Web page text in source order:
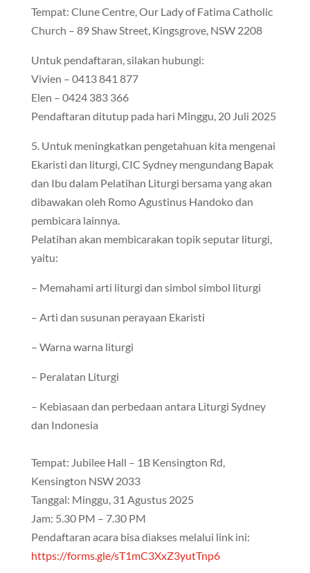
Tempat: Clune Centre, Our Lady of Fatima Catholic
Church – 89 Shaw Street, Kingsgrove, NSW 2208
Untuk pendaftaran, silakan hubungi:
Vivien – 0413 841 877
Elen – 0424 383 366
Pendaftaran ditutup pada hari Minggu, 20 Juli 2025
5. Untuk meningkatkan pengetahuan kita mengenai
Ekaristi dan liturgi, CIC Sydney mengundang Bapak
dan Ibu dalam Pelatihan Liturgi bersama yang akan
dibawakan oleh Romo Agustinus Handoko dan
pembicara lainnya.
Pelatihan akan membicarakan topik seputar liturgi,
yaitu:
– Memahami arti liturgi dan simbol simbol liturgi
– Arti dan susunan perayaan Ekaristi
– Warna warna liturgi
– Peralatan Liturgi
– Kebiasaan dan perbedaan antara Liturgi Sydney
dan Indonesia
Tempat: Jubilee Hall – 1B Kensington Rd,
Kensington NSW 2033
Tanggal: Minggu, 31 Agustus 2025
Jam: 5.30 PM – 7.30 PM
Pendaftaran acara bisa diakses melalui link ini:
https://forms.gle/sT1mC3XxZ3yutTnp6